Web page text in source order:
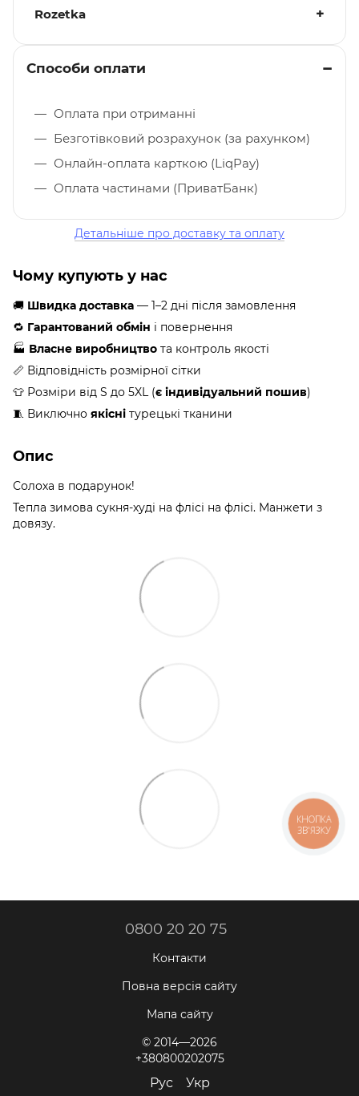
Rozetka
Способи оплати
Оплата при отриманні
Безготівковий розрахунок (за рахунком)
Онлайн-оплата карткою (LiqPay)
Оплата частинами (ПриватБанк)
Детальніше про доставку та оплату
Чому купують у нас
🚚 Швидка доставка — 1–2 дні після замовлення
🔁 Гарантований обмін і повернення
🏭 Власне виробництво та контроль якості
📏 Відповідність розмірної сітки
👕 Розміри від S до 5XL (є індивідуальний пошив)
🧵 Виключно якісні турецькі тканини
Опис
Солоха в подарунок!
Тепла зимова сукня-худі на флісі на флісі. Манжети з
довязу.
0800 20 20 75
Контакти
Повна версія сайту
Мапа сайту
© 2014—2026
+380800202075
Рус Укр
КНОПКА
ЗВ'ЯЗКУ